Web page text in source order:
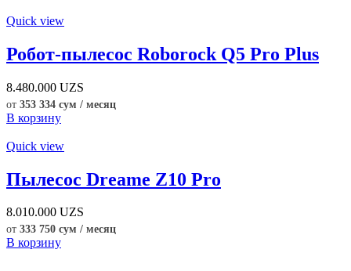
Quick view
Робот-пылесос Roborock Q5 Pro Plus
8.480.000 UZS
от 353 334 сум / месяц
В корзину
Quick view
Пылесос Dreame Z10 Pro
8.010.000 UZS
от 333 750 сум / месяц
В корзину